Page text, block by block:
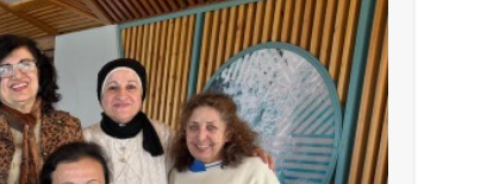
أخبار صيدا مؤسسة مياه لبنان الجنوبي : انخفاض
أخبار لبنان الزعتر الجنوبي يقاوم الحروب : تراثٌ